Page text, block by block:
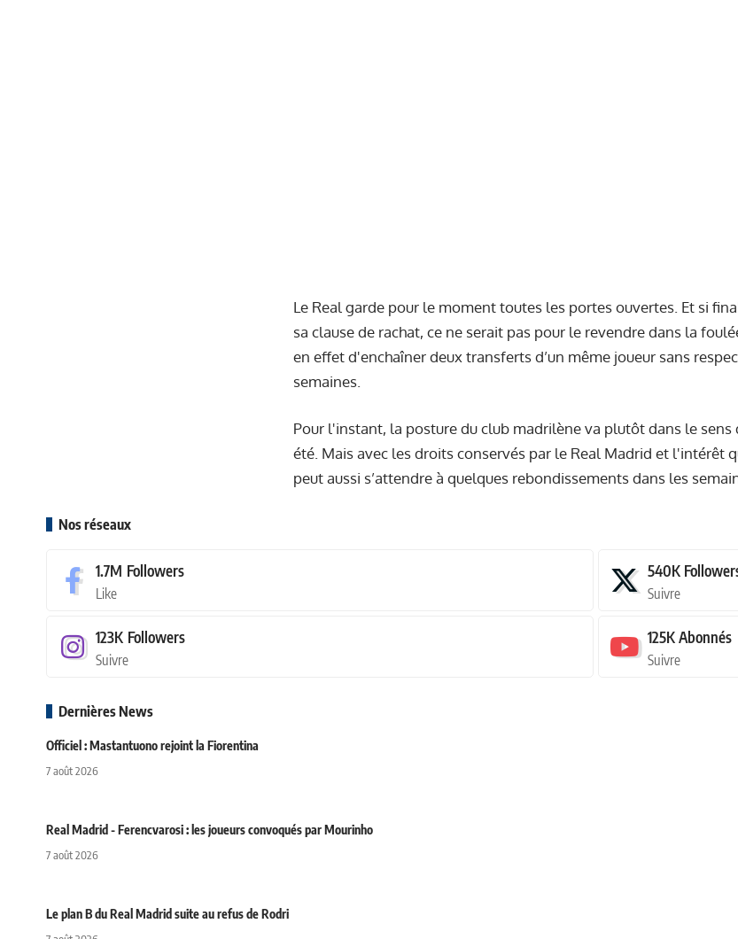
Le Real garde pour le moment toutes les portes ouvertes. Et si
sa clause de rachat, ce ne serait pas pour le revendre dans la
en effet d'enchaîner deux transferts d’un même joueur sans
semaines.
Pour l'instant, la posture du club madrilène va plutôt dans le sens
été. Mais avec les droits conservés par le Real Madrid et l'intérêt
peut aussi s’attendre à quelques rebondissements dans les
Nos réseaux
1.7M Followers
Like
540K
Suivre
123K Followers
Suivre
125KAbonnés
Suivre
Dernières News
Officiel : Mastantuono rejoint la Fiorentina
7 août 2026
Real Madrid - Ferencvarosi : les joueurs convoqués par Mourinho
7 août 2026
Le plan B du Real Madrid suite au refus de Rodri